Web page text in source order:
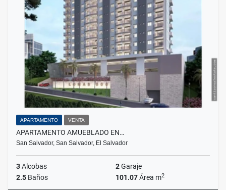
APARTAMENTO VENTA
APARTAMENTO AMUEBLADO EN…
San Salvador, San Salvador, El Salvador
3Alcobas 2Garaje
2.5 Baños 101.07Área m2